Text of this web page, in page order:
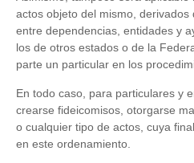
actos objeto del mismo,
entre dependencias, entidades y
los de otros estados o de la
parte un particular en los
En todo caso, para particulares y
crearse fideicomisos, otorgarse
o cualquier tipo de actos, cuya
en este ordenamiento.